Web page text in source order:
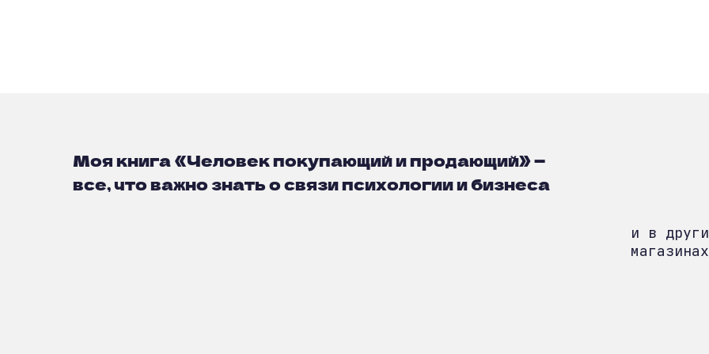
Моя книга «Человек покупающий и продающий» —
все, что важно знать о связи психологии и бизнеса
и в
магазинах